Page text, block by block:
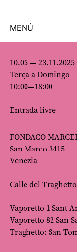
MENÚ
10.05 — 23.11.2025
Terça a Domingo
10:00—18:00
Entrada livre
FONDACO
San Marco 3415
Venezia
Calle del
Vaporetto 1 Sant
Vaporetto 82 San
Traghetto: San